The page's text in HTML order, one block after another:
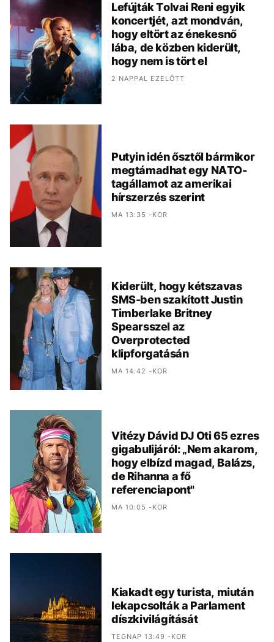
Lefújták Tolvai Reni egyik
koncertjét, azt mondván,
hogy eltört az énekesnő
lába, de közben kiderült,
hogy nem is tört el
2 NAPPAL EZELŐTT
Putyin idén ősztől bármikor
megtámadhat egy NATO-
tagállamot az amerikai
hírszerzés szerint
MA 13:35 -KOR
Kiderült, hogy kétszavas
SMS-ben szakított Justin
Timberlake Britney
Spearsszel az
Overprotected
klipforgatásán
MA 14:42 -KOR
Vitézy Dávid DJ Oti 65 ezres
gigabulijáról: „Nem akarom,
hogy elbízd magad, Balázs,
de Rihanna a fő
referenciapont"
MA 10:05 -KOR
Kiakadt egy turista, miután
lekapcsolták a Parlament
díszkivilágítását
TEGNAP 13:49 -KOR